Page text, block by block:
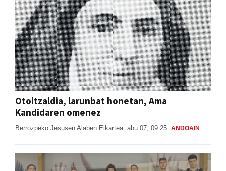
Otoitzaldia, larunbat honetan, Ama
Kandidaren omenez
Berrozpeko Jesusen Alaben Elkartea abu 07, 09:25 ANDOAIN